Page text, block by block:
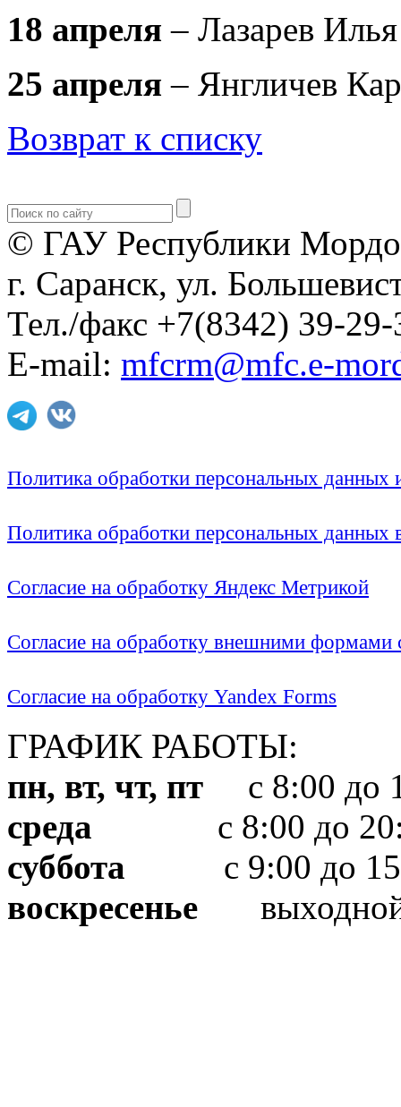
18 апреля – Лазарев
25 апреля – Янгличев
Возврат к списку
© ГАУ Республики
г. Саранск, ул.
Тел./факс +7(8342) 39-29-
E-mail: mfcrm@mfc.e-
Политика обработки персональных
Политика обработки персональных
Согласие на обработку Яндекс Метрикой
Согласие на обработку внешними формами
Согласие на обработку Yandex Forms
ГРАФИК РАБОТЫ:
пн, вт, чт, пт с 8:00 до
среда с 8:00 до
суббота с 9:00 до
воскресенье